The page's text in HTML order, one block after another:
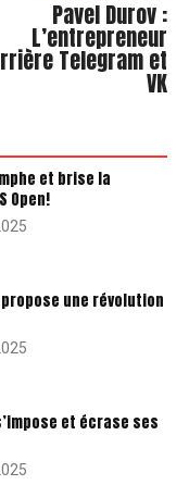
Pavel Durov :
L’entrepreneur
Telegram et
VK
et brise la
Open!
une révolution
et écrase ses